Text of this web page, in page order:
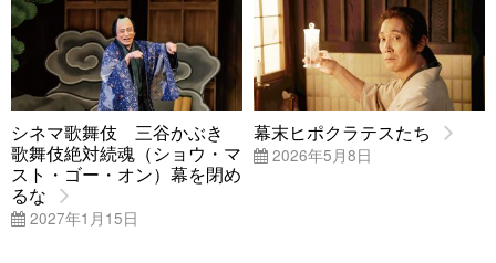
シネマ歌舞伎 三谷かぶき
歌舞伎絶対続魂（ショウ・マ
スト・ゴー・オン）幕を閉め
るな
2027年1月15日
幕末ヒポクラテスたち
2026年5月8日